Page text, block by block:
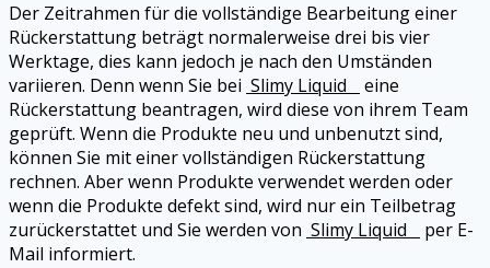
Der Zeitrahmen für die vollständige Bearbeitung einer
Rückerstattung beträgt normalerweise drei bis vier
Werktage, dies kann jedoch je nach den Umständen
variieren. Denn wenn Sie bei Slimy Liquid
eine
Rückerstattung beantragen, wird diese von ihrem Team
geprüft. Wenn die Produkte neu und unbenutzt sind,
können Sie mit einer vollständigen Rückerstattung
rechnen. Aber wenn Produkte verwendet werden oder
wenn die Produkte defekt sind, wird nur ein Teilbetrag
zurückerstattet und Sie werden von Slimy Liquid
per E-
Mail informiert.